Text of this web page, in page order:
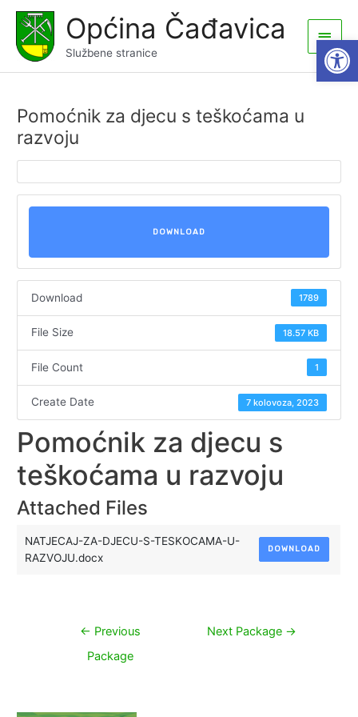
content
Općina Čađavica
Službene stranice
Main
Menu
Pomoćnik za djecu s teškoćama u
razvoju
DOWNLOAD
Download 1789
File Size 18.57 KB
File Count 1
Create Date 7 kolovoza, 2023
Pomoćnik za djecu s
teškoćama u razvoju
Attached Files
NATJECAJ-ZA-DJECU-S-TESKOCAMA-U-
RAZVOJU.docx
DOWNLOAD
Navigacija
← Previous
Package
Next Package →